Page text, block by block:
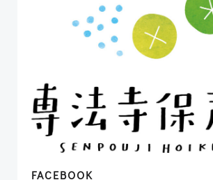
ン
FACEBOOK